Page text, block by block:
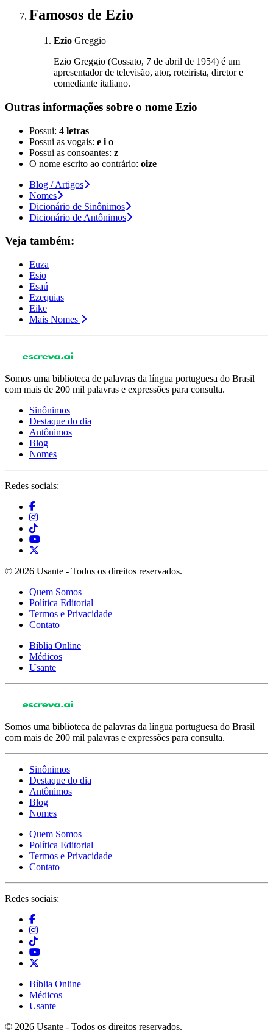
Famosos de Ezio
Ezio Greggio
Ezio Greggio (Cossato, 7 de abril de 1954) é um
apresentador de televisão, ator, roteirista, diretor e
comediante italiano.
Outras informações sobre o nome Ezio
Possui: 4 letras
Possui as vogais: e i o
Possui as consoantes: z
O nome escrito ao contrário: oize
Blog / Artigos
Nomes
Dicionário de Sinônimos
Dicionário de Antônimos
Veja também:
Euza
Esio
Esaú
Ezequias
Eike
Mais Nomes
Somos uma biblioteca de palavras da língua portuguesa do Brasil
com mais de 200 mil palavras e expressões para consulta.
Sinônimos
Destaque do dia
Antônimos
Blog
Nomes
Redes sociais:
© 2026 Usante - Todos os direitos reservados.
Quem Somos
Política Editorial
Termos e Privacidade
Contato
Bíblia Online
Médicos
Usante
Somos uma biblioteca de palavras da língua portuguesa do Brasil
com mais de 200 mil palavras e expressões para consulta.
Sinônimos
Destaque do dia
Antônimos
Blog
Nomes
Quem Somos
Política Editorial
Termos e Privacidade
Contato
Redes sociais:
Bíblia Online
Médicos
Usante
© 2026 Usante - Todos os direitos reservados.